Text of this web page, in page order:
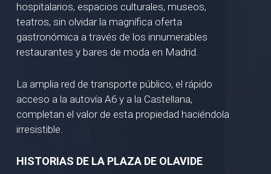
hospitalarios, espacios culturales, museos,
teatros, sin olvidar la magnífica oferta
gastronómica a través de los innumerables
restaurantes y bares de moda en Madrid.
La amplia red de transporte público, el rápido
acceso a la autovía A6 y a la Castellana,
completan el valor de esta propiedad haciéndola
irresistible.
HISTORIAS DE LA PLAZA DE OLAVIDE